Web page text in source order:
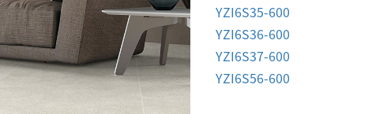
YZI6S35-600
YZI6S36-600
YZI6S37-600
YZI6S56-600